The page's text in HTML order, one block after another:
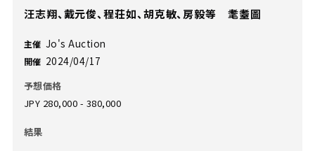
汪志翔、戴元俊、程荘如、胡克敏、房毅等 耄耋圖
主催 Jo's Auction
開催 2024/04/17
予想価格
JPY 280,000 - 380,000
結果